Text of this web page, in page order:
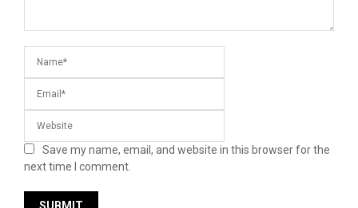
Save my name, email, and website in this browser for the
next time I comment.